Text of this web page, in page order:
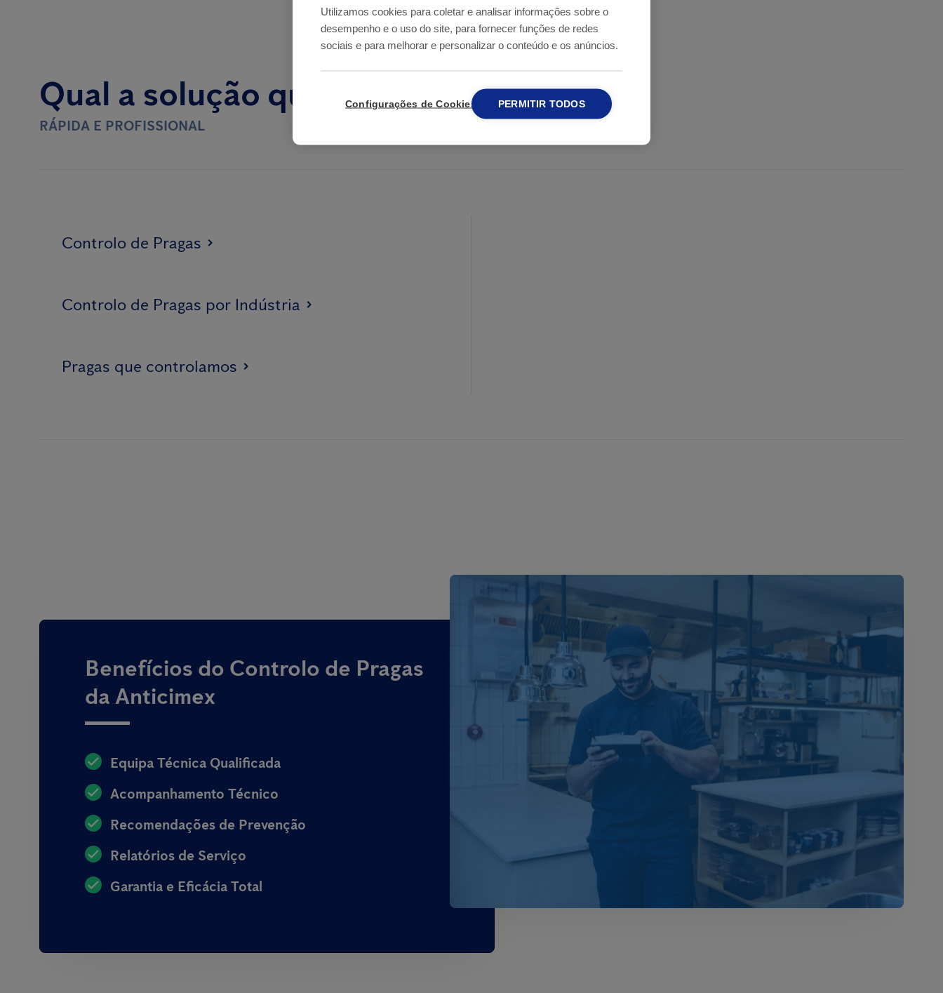
Qual a solução que procura
RÁPIDA E PROFISSIONAL
Controlo de Pragas
Controlo de Pragas por Indústria
Pragas que controlamos
Benefícios do Controlo de Pragas
da Anticimex
Equipa Técnica Qualificada
Acompanhamento Técnico
Recomendações de Prevenção
Relatórios de Serviço
Garantia e Eficácia Total
Utilizamos cookies para coletar e analisar informações sobre o
desempenho e o uso do site, para fornecer funções de redes
sociais e para melhorar e personalizar o conteúdo e os anúncios.
Configurações de Cookies PERMITIR TODOS